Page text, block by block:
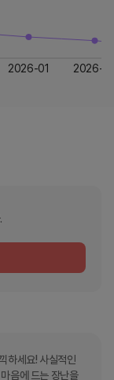
2026-01 2026-
하세요! 사실적인
음에 드는 장난을